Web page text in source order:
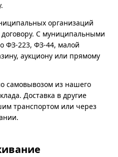
организаций
договору. С муниципальными
ФЗ-223, ФЗ-44, малой
аукциону или прямому
самовывозом из нашего
Доставка в другие
транспортом или через